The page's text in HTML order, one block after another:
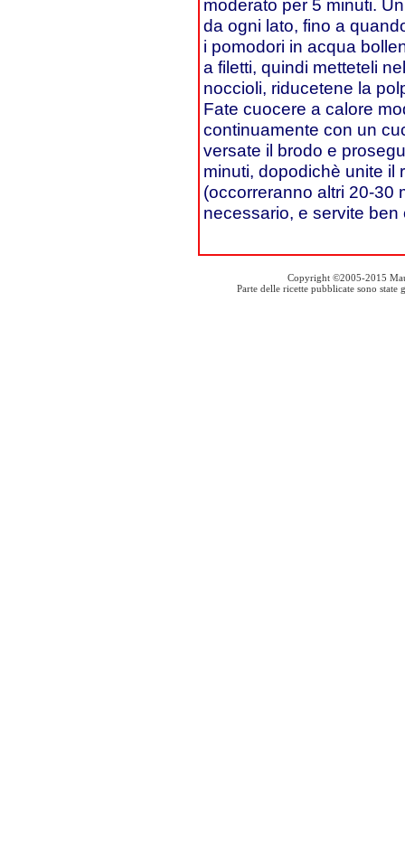
moderato per 5 minuti.
da ogni lato, fino a
i pomodori in acqua
a filetti, quindi metteteli
noccioli, riducetene la
Fate cuocere a calore
continuamente con un
versate il brodo e
minuti, dopodichè unite il
(occorreranno altri 20-30
necessario, e servite ben
Copyright ©2005-2015
Parte delle ricette pubblicate sono state